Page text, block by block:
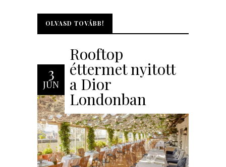
OLVASD TOVÁBB!
OLVASD TOVÁBB!
3
JÚN
Rooftop
éttermet nyitott
a Dior
Londonban